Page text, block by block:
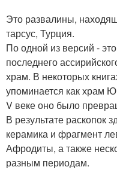
Это развалины,
тарсус, Турция.
По одной из версий -
последнего
храм. В некоторых
упоминается как храм
V веке оно было
В результате раскопок
керамика и фрагмент
Афродиты, а также
разным периодам.